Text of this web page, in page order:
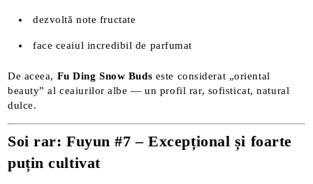
dezvoltă note fructate
face ceaiul incredibil de parfumat
De aceea, Fu Ding Snow Buds este considerat „oriental
beauty” al ceaiurilor albe — un profil rar, sofisticat, natural
dulce.
Soi rar: Fuyun #7 – Excepțional și foarte
puțin cultivat